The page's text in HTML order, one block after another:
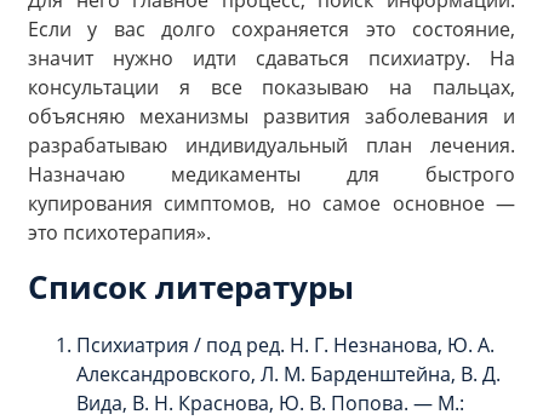
Если у вас долго сохраняется это состояние,
значит нужно идти сдаваться психиатру. На
консультации я все показываю на пальцах,
объясняю механизмы развития заболевания и
разрабатываю индивидуальный план лечения.
Назначаю медикаменты для быстрого
купирования симптомов, но самое основное —
это психотерапия».
Список литературы
Психиатрия / под ред. Н. Г. Незнанова, Ю. А.
Александровского, Л. М. Барденштейна, В. Д.
Вида, В. Н. Краснова, Ю. В. Попова. — М.: